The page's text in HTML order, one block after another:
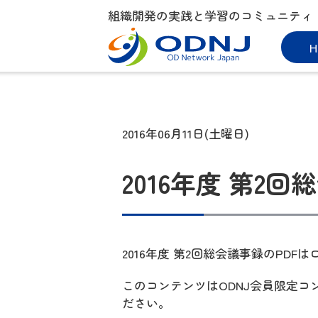
組織開発の実践と学習のコミュニティ
2016年06月11日(土曜日)
2016年度 第2回
2016年度 第2回総会議事録のPDF
このコンテンツはODNJ会員限定
ださい。